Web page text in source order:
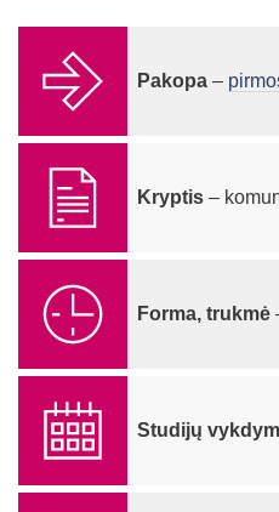
Pakopa –
Kryptis –
Forma, trukmė
Studijų